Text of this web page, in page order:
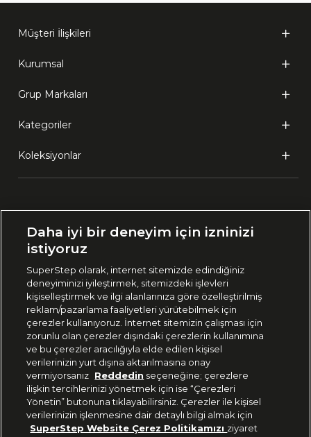
Müşteri İlişkileri
Kurumsal
Grup Markaları
Kategoriler
Koleksiyonlar
🇹🇷 Türkiye
444 37 36
Uygulamadan Takip Edin
Bizi Takip Edin
Daha iyi bir deneyim için izninizi
istiyoruz
SuperStep olarak, internet sitemizde edindiğiniz
deneyiminizi iyileştirmek, sitemizdeki işlevleri
kişiselleştirmek ve ilgi alanlarınıza göre özelleştirilmiş
reklam/pazarlama faaliyetleri yürütebilmek için
çerezler kullanıyoruz. İnternet sitemizin çalışması için
zorunlu olan çerezler dışındaki çerezlerin kullanımına
ve bu çerezler aracılığıyla elde edilen kişisel
verilerinizin yurt dışına aktarılmasına onay
vermiyorsanız Reddedin seçeneğine; çerezlere
ilişkin tercihlerinizi yönetmek için ise “Çerezleri
Yönetin” butonuna tıklayabilirsiniz. Çerezler ile kişisel
verilerinizin işlenmesine dair detaylı bilgi almak için
SuperStep Website Çerez Politikamızı ziyaret